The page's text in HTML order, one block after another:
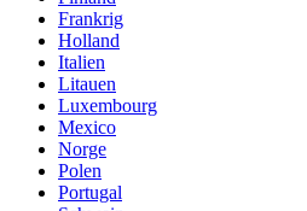
Frankrig
Holland
Italien
Litauen
Luxembourg
Mexico
Norge
Polen
Portugal